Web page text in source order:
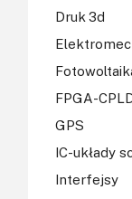
Druk 3d
FPGA-
GPS
IC-układy
Interfejsy